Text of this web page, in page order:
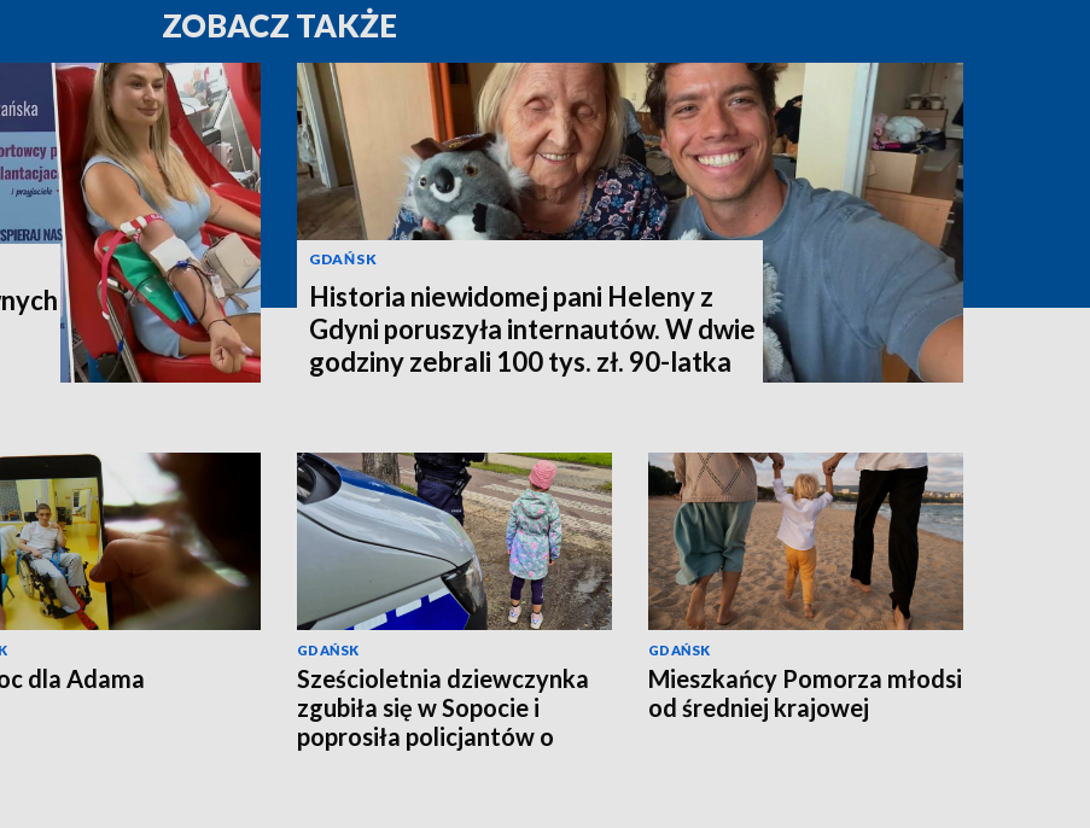
ZOBACZ TAKŻE
GDAŃSK
Historia niewidomej pani Heleny z
Gdyni poruszyła internautów. W dwie
godziny zebrali 100 tys. zł. 90-latka
dla Adama
GDAŃSK
Sześcioletnia dziewczynka
zgubiła się w Sopocie i
poprosiła policjantów o
GDAŃSK
Mieszkańcy Pomorza młodsi
od średniej krajowej